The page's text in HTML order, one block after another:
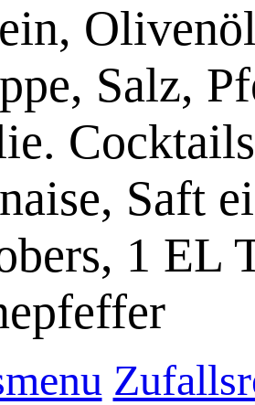
Salz,
Saft
1 EL